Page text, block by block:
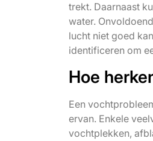
trekt. Daarnaast
water.
lucht niet goed
identificeren om
Hoe
Een
ervan. Enkele
vochtplekken,